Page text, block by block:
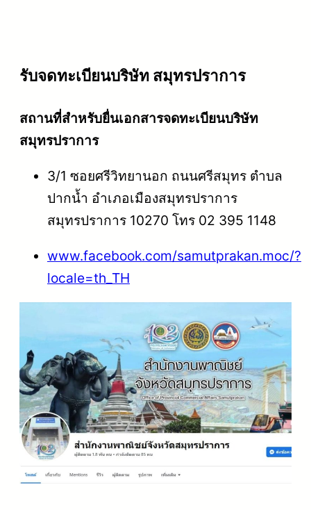
รับจดทะเบียนบริษัท สมุทรปราการ
สถานที่สำหรับยื่นเอกสารจดทะเบียนบริษัท
สมุทรปราการ
3/1 ซอยศรีวิทยานอก ถนนศรีสมุทร ตำบล
ปากน้ำ อำเภอเมืองสมุทรปราการ
สมุทรปราการ 10270 โทร 02 395 1148
www.facebook.com/samutprakan.moc/?
locale=th_TH